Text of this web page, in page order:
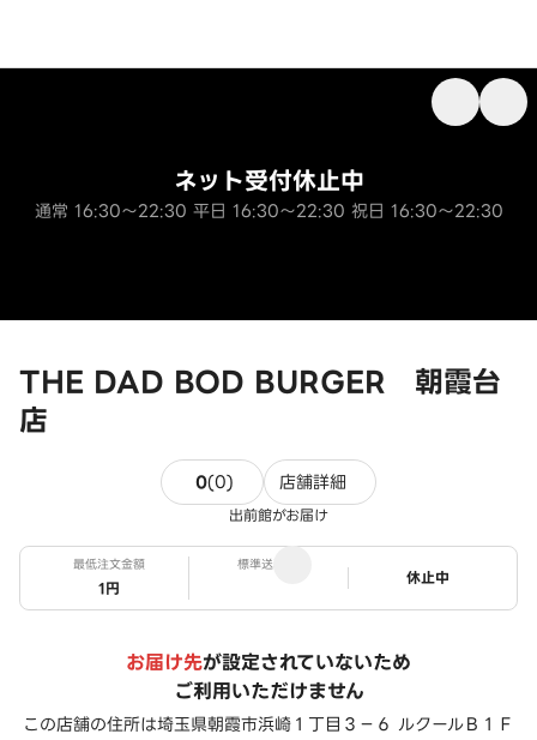
THE DAD BOD BURGER 朝霞台
店
ネット受付休止中
通常 16:30～22:30 平日 16:30～22:30 祝日 16:30～22:30
0(0) 0件のレビュー
店舗詳細
出前館がお届け
最低注文金額
1円
標準送料
ステータス
休止中
お届け先が設定されていないため
ご利用いただけません
この店舗の住所は埼玉県朝霞市浜崎１丁目３－６ ルクールＢ１Ｆ